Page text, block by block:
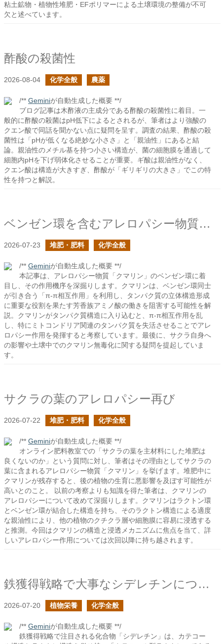
粘土鉱物・植物性堆肥・EFポリマーによる土壌環境の整備が不可
欠と述べています。
酢酸の殺菌性
2026-08-04 化学全般 農薬
/** Geminiが自動生成した概要 **/
ブログ記事は木酢液の主成分である酢酸の殺菌性に着目。一
般的に酢酸の殺菌はpH低下によるとされるが、筆者はより強酸の
クエン酸で同話を聞かない点に疑問を呈す。調査の結果、酢酸の殺
菌性は「pHが低くなる絶妙な小ささ」と「親油性」にあると結
論。親油性のメチル基を持つ小さい構造が、菌の細胞膜を通過して
細胞内pHを下げ弱体化させることが重要。ギ酸は親油性がなく、
クエン酸は構造が大きすぎ、酢酸が「ギリギリの大きさ」でこの特
性を持つと解説。
ベンゼン環を含むアレロパシー物質の作用について
2026-07-23 堆肥・肥料 化学全般
/** Geminiが自動生成した概要 **/
本記事は、アレロパシー物質「クマリン」のベンゼン環に着
目し、その作用機序を深掘りします。クマリンは、ベンゼン環同士
が引き合う「π-π相互作用」を利用し、タンパク質の立体構造形成
に重要な役割を果たす芳香族アミノ酸の働きを阻害する可能性を解
説。クマリンがタンパク質構造に入り込むと、π-π相互作用を乱
し、特にミトコンドリア関連のタンパク質を失活させることでアレ
ロパシー作用を発揮すると考察しています。最後に、サクラ自身へ
の影響や土壌中でのクマリン無毒化に関する疑問を提起していま
す。
サクラの葉のアレロパシー再び
2026-07-22 堆肥・肥料 化学全般
/** Geminiが自動生成した概要 **/
オンライン肥料教室での「サクラの葉を主材料にした堆肥は
良くないのか」という質問に対し、筆者はその理由としてサクラの
葉に含まれるアレロパシー物質「クマリン」を挙げます。堆肥中に
クマリンが残存すると、後の植物の生育に悪影響を及ぼす可能性が
高いとのこと。 以前の考察よりも知識を得た筆者は、クマリンの
アレロパシーについて改めて深掘りします。クマリンはラクトン環
とベンゼン環が結合した構造を持ち、そのラクトン構造による適度
な親油性により、他の植物のクチクラ層や細胞膜に容易に浸透する
と推測。今回はクマリンの構造と浸透メカニズムに焦点を当て、詳
しいアレロパシー作用については次回以降に持ち越されます。
鉄獲得戦略で大事なシデレチンについて
2026-07-20 植物栄養 化学全般
/** Geminiが自動生成した概要 **/
鉄獲得戦略で注目される化合物「シデレチン」は、カテコー